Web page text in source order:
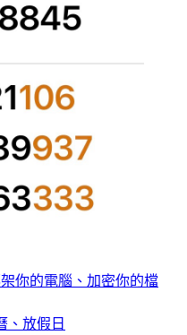
你的電腦、加密你的檔
、放假日